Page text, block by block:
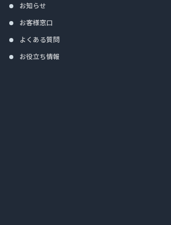
お知らせ
お客様窓口
よくある質問
お役立ち情報